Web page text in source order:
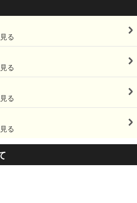
る
る
る
る